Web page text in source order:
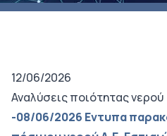
12/06/2026
Αναλύσεις ποιότητας νερού
-08/06/2026 Εντυπα